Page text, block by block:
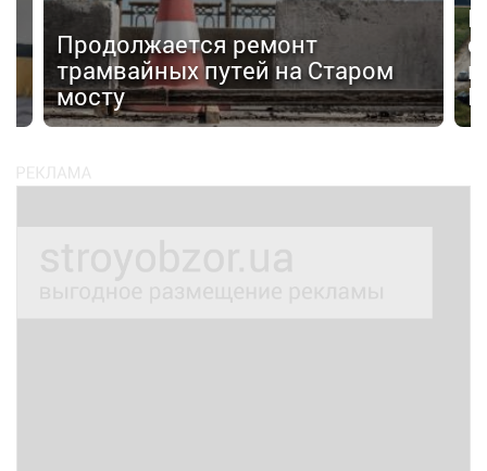
Продолжается ремонт
трамвайных путей на Старом
мосту